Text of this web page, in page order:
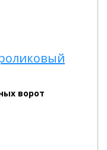
ворот